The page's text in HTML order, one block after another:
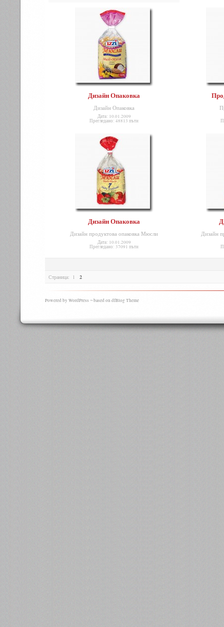
Дизайн Опаковка
Дизайн Опаковка
Дата: 10.01.2009
Прегледано: 48813 пъти
Дизайн Опаковка
Дизайн продуктова опаковка Мюсли
Дата: 10.01.2009
Прегледано: 37091 пъти
Дизайн
Страница: 1 2
Powered by WordPress ¬ based on dfBlog Theme